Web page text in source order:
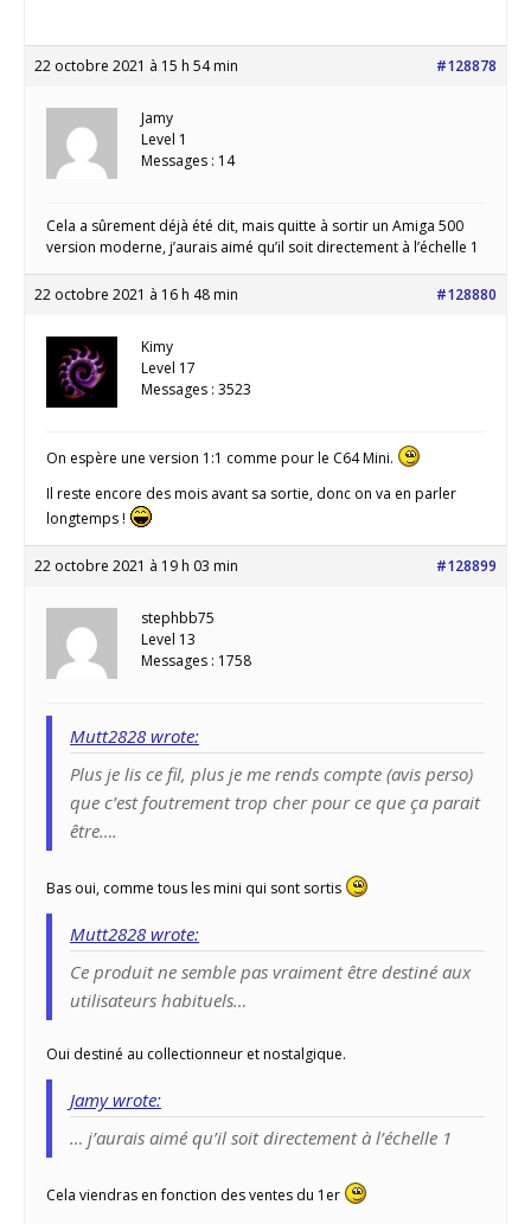
22 octobre 2021 à 15 h 54 min #128878
Jamy
Level 1
Messages : 14
Cela a sûrement déjà été dit, mais quitte à sortir un Amiga 500
version moderne, j’aurais aimé qu’il soit directement à l’échelle 1
22 octobre 2021 à 16 h 48 min #128880
Kimy
Level 17
Messages : 3523
On espère une version 1:1 comme pour le C64 Mini.
Il reste encore des mois avant sa sortie, donc on va en parler
longtemps !
22 octobre 2021 à 19 h 03 min #128899
stephbb75
Level 13
Messages : 1758
Mutt2828 wrote:
Plus je lis ce fil, plus je me rends compte (avis perso)
que c’est foutrement trop cher pour ce que ça parait
être….
Bas oui, comme tous les mini qui sont sortis
Mutt2828 wrote:
Ce produit ne semble pas vraiment être destiné aux
utilisateurs habituels…
Oui destiné au collectionneur et nostalgique.
Jamy wrote:
… j’aurais aimé qu’il soit directement à l’échelle 1
Cela viendras en fonction des ventes du 1er